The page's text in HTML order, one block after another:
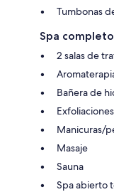
Tumbonas
Spa completo
2 salas de
Bañera de
Manicuras/
Masaje
Sauna
Spa abierto